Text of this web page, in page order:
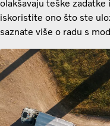
olakšavaju teške zadatke
iskoristite ono što ste
saznate više o radu s